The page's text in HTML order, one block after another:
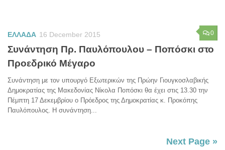
0
ΕΛΛΑΔΑ 16 December 2015
Συνάντηση Πρ. Παυλόπουλου – Ποπόσκι στο
Προεδρικό Μέγαρο
Συνάντηση με τον υπουργό Εξωτερικών της Πρώην Γιουγκοσλαβικής
Δημοκρατίας της Μακεδονίας Νίκολα Ποπόσκι θα έχει στις 13.30 την
Πέμπτη 17 Δεκεμβρίου ο Πρόεδρος της Δημοκρατίας κ. Προκόπης
Παυλόπουλος. Η συνάντηση...
Next Page »